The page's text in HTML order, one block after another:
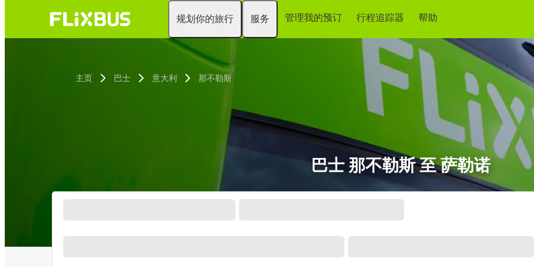
规划你的旅行 服务 管理我的预订 行程追踪器 帮助
主页 巴士 意大利 那不勒斯
巴士 那不勒斯 至 萨勒诺